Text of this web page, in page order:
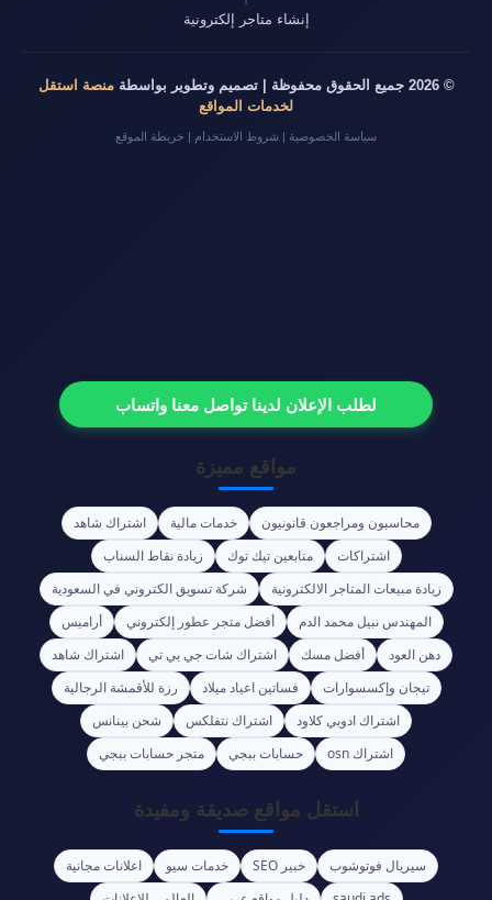
إنشاء متاجر إلكترونية
© 2026 جميع الحقوق محفوظة | تصميم وتطوير بواسطة
منصة استقل
لخدمات المواقع
سياسة الخصوصية | شروط الاستخدام | خريطة الموقع
لطلب الإعلان لدينا تواصل معنا واتساب
مواقع مميزة
محاسبون ومراجعون قانونيون خدمات مالية
اشتراك شاهد
اشتراكات
متابعين تيك توك
زيادة نقاط السناب
زيادة مبيعات المتاجر الالكترونية
شركة تسويق الكتروني في السعودية
المهندس نبيل محمد الدم
أفضل متجر عطور إلكتروني
أراميس
دهن العود
أفضل مسك اشتراك شات جي بي تي
اشتراك شاهد
تيجان وإكسسوارات
فساتين اعياد ميلاد
رزة للأقمشة الرجالية
اشتراك ادوبي كلاود
اشتراك نتفلكس
شحن بينانس
اشتراك osn
حسابات ببجي متجر حسابات ببجي
استقل مواقع صديقة ومفيدة
سيريال فوتوشوب خبير SEO خدمات سيو
اعلانات مجانية